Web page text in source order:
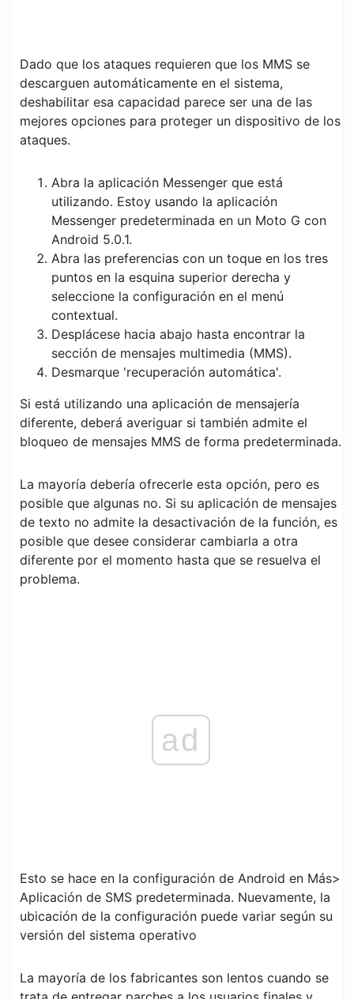
Dado que los ataques requieren que los MMS se
descarguen automáticamente en el sistema,
deshabilitar esa capacidad parece ser una de las
mejores opciones para proteger un dispositivo de los
ataques.
Abra la aplicación Messenger que está
utilizando. Estoy usando la aplicación
Messenger predeterminada en un Moto G con
Android 5.0.1.
Abra las preferencias con un toque en los tres
puntos en la esquina superior derecha y
seleccione la configuración en el menú
contextual.
Desplácese hacia abajo hasta encontrar la
sección de mensajes multimedia (MMS).
Desmarque 'recuperación automática'.
Si está utilizando una aplicación de mensajería
diferente, deberá averiguar si también admite el
bloqueo de mensajes MMS de forma predeterminada.
La mayoría debería ofrecerle esta opción, pero es
posible que algunas no. Si su aplicación de mensajes
de texto no admite la desactivación de la función, es
posible que desee considerar cambiarla a otra
diferente por el momento hasta que se resuelva el
problema.
ad
Esto se hace en la configuración de Android en Más>
Aplicación de SMS predeterminada. Nuevamente, la
ubicación de la configuración puede variar según su
versión del sistema operativo
La mayoría de los fabricantes son lentos cuando se